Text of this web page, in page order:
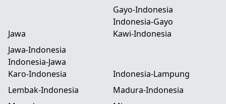
Gayo-Indonesia
Indonesia-Gayo
Jawa
Jawa-Indonesia
Indonesia-Jawa
Kawi-Indonesia
Karo-Indonesia
Indonesia-Lampung
Lembak-Indonesia
Madura-Indonesia